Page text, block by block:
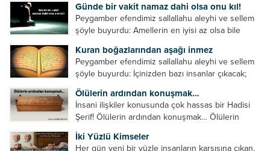
Günde bir vakit namaz dahi olsa onu kıl!
Peygamber efendimiz sallallahu aleyhi ve sellem
şöyle buyurdu: Amellerin en iyisi az olsa bile
bir yere sahiptir. Namaz kul ile Allah arasındaki bir
toplantıdır....
Kuran boğazlarından aşağı inmez
Peygamber efendimiz sallallahu aleyhi ve sellem
şöyle buyurdu: İçinizden bazı insanlar çıkacak;
küçümseyeceksiniz. Onların oruçlarını görünce
kendi oruçlarınızı küçümseyeceksiniz. Onların
amellerini görünce kendi amellerinizi
küçümseyeceksiniz. ...
Ölülerin ardından konuşmak…
İnsani ilişkiler konusunda çok hassas bir Hadisi
Şerif! Ölülerin ardından konuşmak… Ölülerin
küfretmek, sövmek, onların günah ve kusurlarını
İki Yüzlü Kimseler
Her gün yeni bir yüzle insanların karşısına çıkan,